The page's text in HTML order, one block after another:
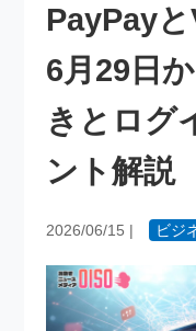
PayPay
6月29日
きとログ
ント解説
2026/06/15 | ビジ